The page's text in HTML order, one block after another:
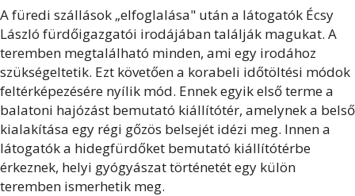
A füredi szállások „elfoglalása" után a látogatók Écsy
László fürdőigazgatói irodájában találják magukat. A
teremben megtalálható minden, ami egy irodához
szükségeltetik. Ezt követően a korabeli időtöltési módok
feltérképezésére nyílik mód. Ennek egyik első terme a
balatoni hajózást bemutató kiállítótér, amelynek a belső
kialakítása egy régi gőzös belsejét idézi meg. Innen a
látogatók a hidegfürdőket bemutató kiállítótérbe
érkeznek, helyi gyógyászat történetét egy külön
teremben ismerhetik meg.